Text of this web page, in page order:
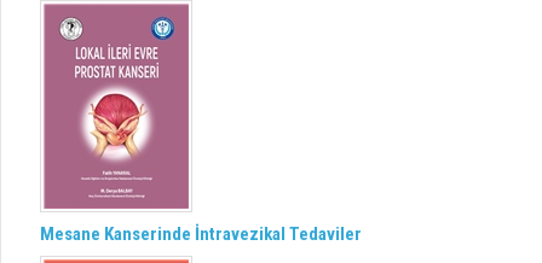
Mesane Kanserinde İntravezikal Tedaviler